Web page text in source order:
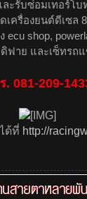
ละรับซ่อมเทอร์โ
เครื่องยนต์ดีเซล
shop,
ดิฟาย และเซ็ทรถ
. 081-209-
ด้ที่ http://